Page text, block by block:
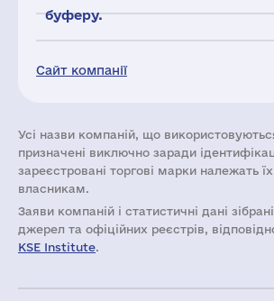
Сайт компанії
буферу.
Усі назви компаній, що
призначені виключно заради
зареєстровані торгові марки належать
власникам.
Заяви компаній i статистичні дані
джерел та офіційних реєстрів,
KSE Institute.